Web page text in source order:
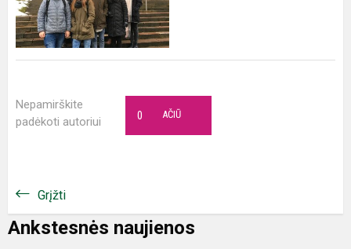
Nepamirškite
padėkoti autoriui
AČIŪ
0
Grįžti
Ankstesnės naujienos